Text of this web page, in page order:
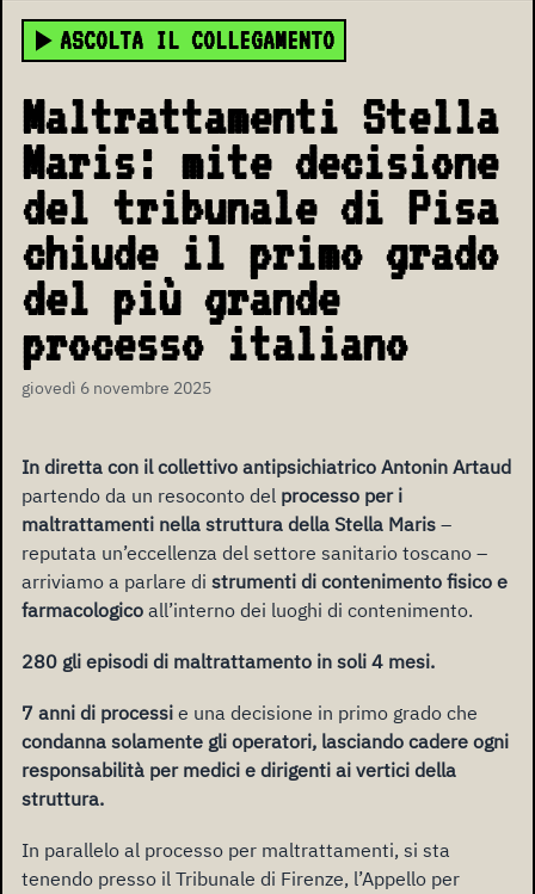
ASCOLTA IL COLLEGAMENTO
Maltrattamenti Stella
Maris: mite decisione
del tribunale di Pisa
chiude il primo grado
del più grande
processo italiano
giovedì 6 novembre 2025
In diretta con il collettivo antipsichiatrico Antonin Artaud
partendo da un resoconto del processo per i
maltrattamenti nella struttura della Stella Maris –
reputata un’eccellenza del settore sanitario toscano –
arriviamo a parlare di strumenti di contenimento fisico e
farmacologico all’interno dei luoghi di contenimento.
280 gli episodi di maltrattamento in soli 4 mesi.
7 anni di processi e una decisione in primo grado che
condanna solamente gli operatori, lasciando cadere ogni
responsabilità per medici e dirigenti ai vertici della
struttura.
In parallelo al processo per maltrattamenti, si sta
tenendo presso il Tribunale di Firenze, l’Appello per